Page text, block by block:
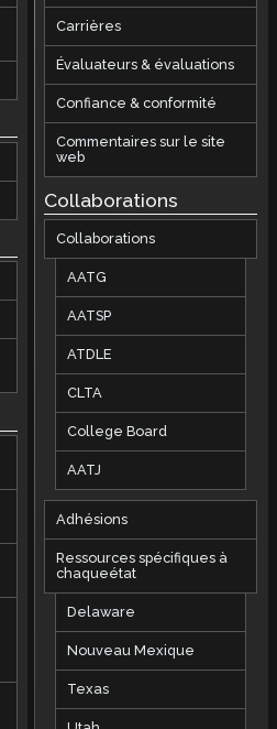
Carrières
Évaluateurs & évaluations
Confiance & conformité
Commentaires sur le site
web
Collaborations
Collaborations
AATG
AATSP
ATDLE
CLTA
College Board
AATJ
Adhésions
Ressources spécifiques à
chaqueétat
Delaware
Nouveau Mexique
Texas